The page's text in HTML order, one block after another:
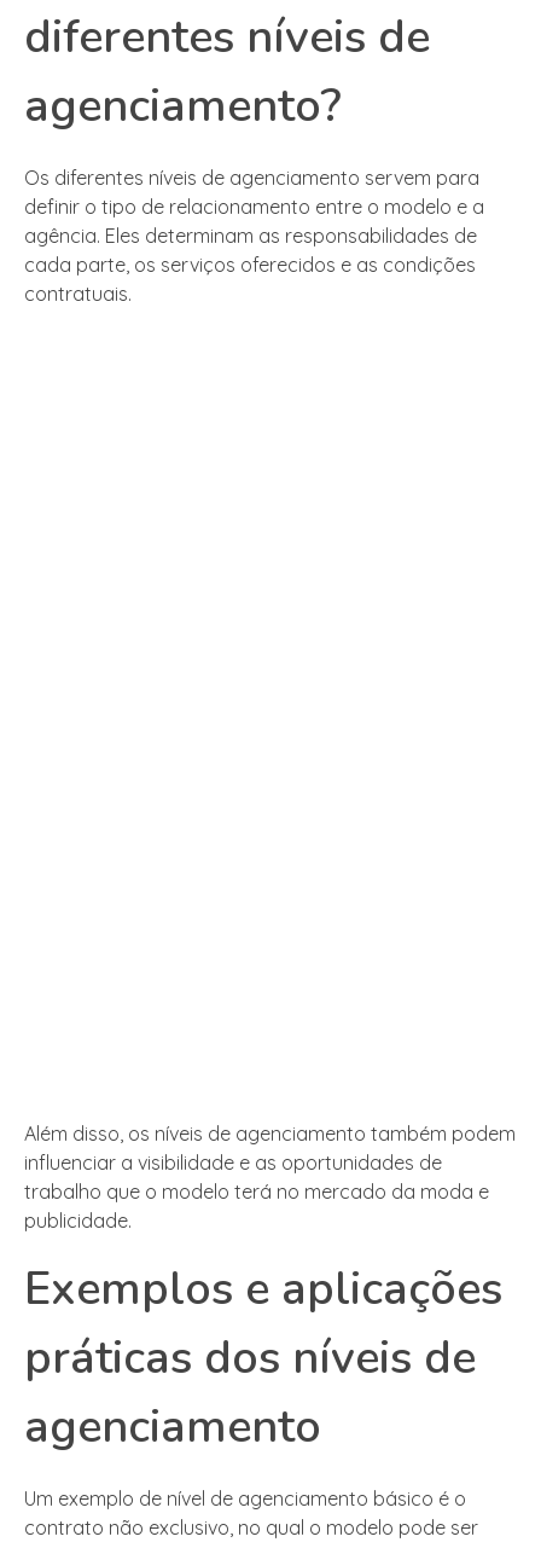
diferentes níveis de
agenciamento?
Os diferentes níveis de agenciamento servem para
definir o tipo de relacionamento entre o modelo e a
agência. Eles determinam as responsabilidades de
cada parte, os serviços oferecidos e as condições
contratuais.
Além disso, os níveis de agenciamento também podem
influenciar a visibilidade e as oportunidades de
trabalho que o modelo terá no mercado da moda e
publicidade.
Exemplos e aplicações
práticas dos níveis de
agenciamento
Um exemplo de nível de agenciamento básico é o
contrato não exclusivo, no qual o modelo pode ser